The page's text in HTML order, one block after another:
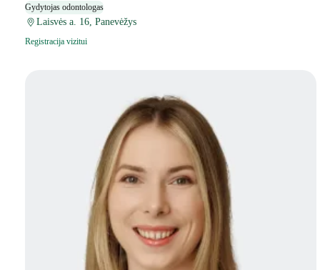
Gydytojas odontologas
Laisvės a. 16, Panevėžys
Registracija vizitui